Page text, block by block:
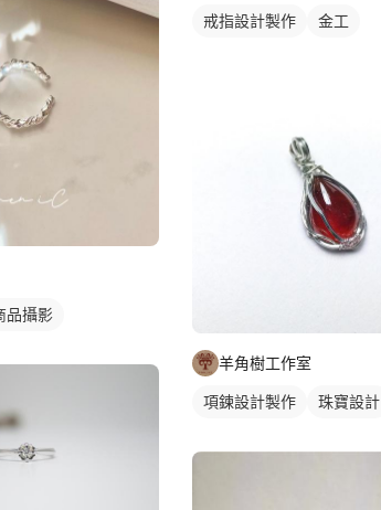
品攝影
戒指設計製作 金工
羊角樹工作室
項鍊設計製作 珠寶設計